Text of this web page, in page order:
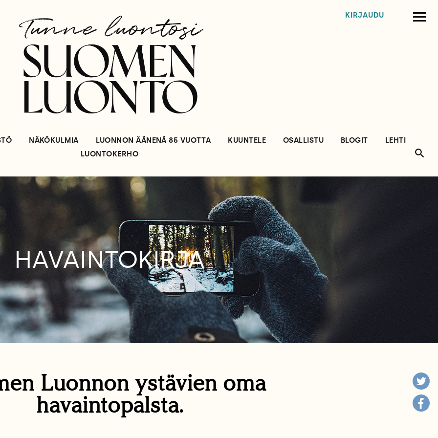
KIRJAUDU
NÄKÖKULMIA LUONNON ÄÄNENÄ 85 VUOTTA KUUNTELE OSALLISTU BLOGIT
LEHTI
LUONTOKERHO
HAVAINTOKIRJA
Luonnon ystävien oma
havaintopalsta.